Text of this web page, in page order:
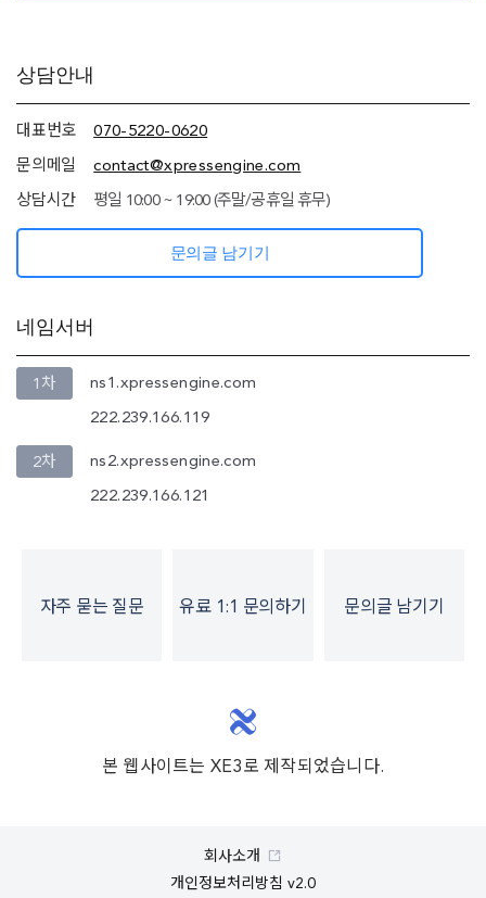
추가
정보
네임서버
정보)
상담안내
대표번호 070-5220-0620
문의메일 contact@xpressengine.com
상담시간 평일 10:00 ~ 19:00 (주말/공휴일 휴무)
문의글 남기기
네임서버
1차 ns1.xpressengine.com
222.239.166.119
2차 ns2.xpressengine.com
222.239.166.121
자주 묻는 질문 유료 1:1 문의하기 문의글 남기기
본 웹사이트는 XE3로 제작되었습니다.
회사소개
개인정보처리방침 v2.0